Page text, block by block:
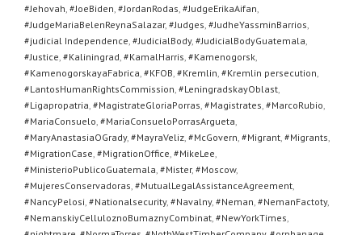
#Jehovah, #JoeBiden, #JordanRodas, #JudgeErikaAifan,
#JudgeMariaBelenReynaSalazar, #Judges, #JudheYassminBarrios,
#judicial Independence, #JudicialBody, #JudicialBodyGuatemala,
#Justice, #Kaliningrad, #KamalHarris, #Kamenogorsk,
#KamenogorskayaFabrica, #KFOB, #Kremlin, #Kremlin persecution,
#LantosHumanRightsCommission, #LeningradskayOblast,
#Ligapropatria, #MagistrateGloriaPorras, #Magistrates, #MarcoRubio,
#MariaConsuelo, #MariaConsueloPorrasArgueta,
#MaryAnastasiaOGrady, #MayraVeliz, #McGovern, #Migrant, #Migrants,
#MigrationCase, #MigrationOffice, #MikeLee,
#MinisterioPublicoGuatemala, #Mister, #Moscow,
#MujeresConservadoras, #MutualLegalAssistanceAgreement,
#NancyPelosi, #Nationalsecurity, #Navalny, #Neman, #NemanFactoty,
#NemanskiyCelluloznoBumaznyCombinat, #NewYorkTimes,